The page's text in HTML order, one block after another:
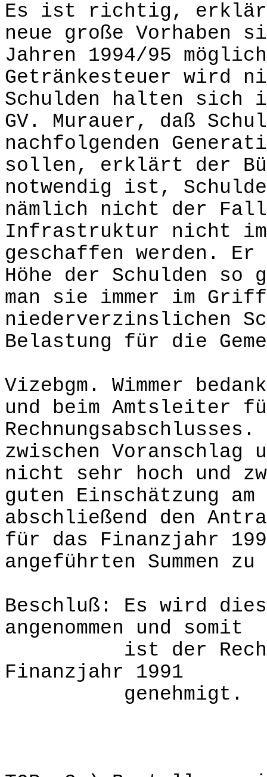
Es ist richtig, erklärt
neue große
Jahren 1994/95
Getränkesteuer wird
Schulden halten sich
GV. Murauer, daß
nachfolgenden
sollen, erklärt der
notwendig ist,
nämlich nicht der
Infrastruktur nicht im
geschaffen werden.
Höhe der Schulden so
man sie immer im
niederverzinslichen
Belastung für die
Vizebgm. Wimmer
und beim Amtsleiter
zwischen Voranschlag
nicht sehr hoch und
guten Einschätzung
abschließend den
für das Finanzjahr
angeführten Summen
Beschluß: Es wird
angenommen und somit
ist der
Finanzjahr 1991
genehmigt.